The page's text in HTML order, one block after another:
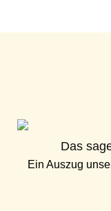
Das
Ein Auszug